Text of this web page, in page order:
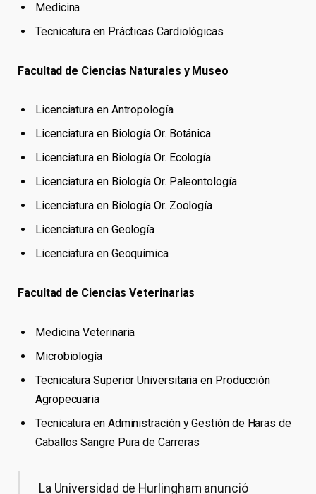
Medicina
Tecnicatura en Prácticas Cardiológicas
Facultad de Ciencias Naturales y Museo
Licenciatura en Antropología
Licenciatura en Biología Or. Botánica
Licenciatura en Biología Or. Ecología
Licenciatura en Biología Or. Paleontología
Licenciatura en Biología Or. Zoología
Licenciatura en Geología
Licenciatura en Geoquímica
Facultad de Ciencias Veterinarias
Medicina Veterinaria
Microbiología
Tecnicatura Superior Universitaria en Producción
Agropecuaria
Tecnicatura en Administración y Gestión de Haras de
Caballos Sangre Pura de Carreras
La Universidad de Hurlingham anunció